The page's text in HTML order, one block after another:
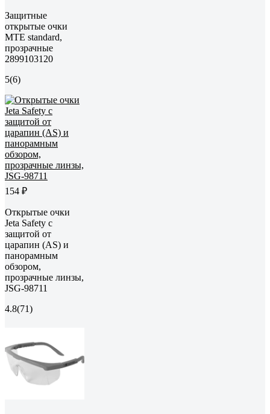
Защитные
открытые очки
MTE standard,
прозрачные
2899103120
5(6)
154 ₽
Открытые очки
Jeta Safety с
защитой от
царапин (AS) и
панорамным
обзором,
прозрачные линзы,
JSG-98711
4.8(71)